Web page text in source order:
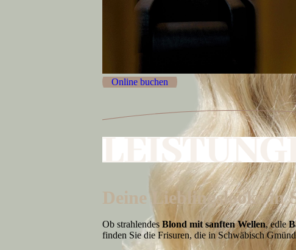
Online buchen
Deine Lieblingslooks in
Ob strahlendes Blond mit sanften Wellen, edle
finden Sie die Frisuren, die in Schwäbisch